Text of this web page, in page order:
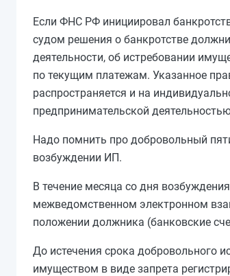
Если ФНС РФ инициировал
судом решения о банкротстве
деятельности, об истребовании
по текущим платежам. Указанное
распространяется и на
предпринимательской
Надо помнить про добровольный
возбуждении ИП.
В течение месяца со дня
межведомственном электронном
положении должника (банковские
До истечения срока добровольного
имуществом в виде запрета